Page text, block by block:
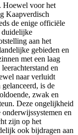
Hoewel voor het
Kaapverdisch
de enige officiële
duidelijke
aan het
gebieden en
met een laag
en
naar verluidt
is de
zwak en
Deze ongelijkheid
en
zijn op het
ook bijdragen aan